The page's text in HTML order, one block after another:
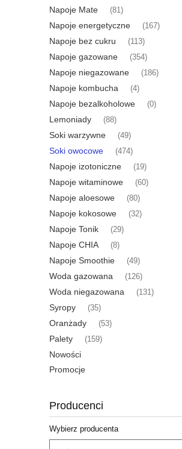
Napoje Mate (81)
Napoje energetyczne (167)
Napoje bez cukru (113)
Napoje gazowane (354)
Napoje niegazowane (186)
Napoje kombucha (4)
Napoje bezalkoholowe (0)
Lemoniady (88)
Soki warzywne (49)
Soki owocowe (474)
Napoje izotoniczne (19)
Napoje witaminowe (60)
Napoje aloesowe (80)
Napoje kokosowe (32)
Napoje Tonik (29)
Napoje CHIA (8)
Napoje Smoothie (49)
Woda gazowana (126)
Woda niegazowana (131)
Syropy (35)
Oranżady (53)
Palety (159)
Nowości
Promocje
Producenci
Wybierz producenta